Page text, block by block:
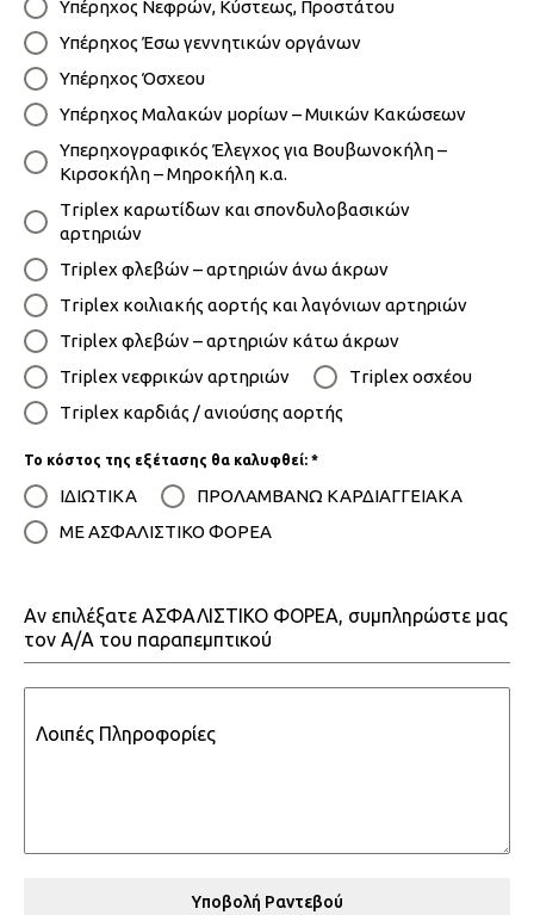
Υπέρηχος Νεφρών, Κύστεως, Προστάτου
Υπέρηχος Έσω γεννητικών οργάνων
Υπέρηχος Όσχεου
Υπέρηχος Μαλακών μορίων – Μυικών Κακώσεων
Υπερηχογραφικός Έλεγχος για Βουβωνοκήλη –
Κιρσοκήλη – Μηροκήλη κ.α.
Τriplex καρωτίδων και σπονδυλοβασικών
αρτηριών
Triplex φλεβών – αρτηριών άνω άκρων
Τriplex κοιλιακής αορτής και λαγόνιων αρτηριών
Triplex φλεβών – αρτηριών κάτω άκρων
Triplex νεφρικών αρτηριών
Τriplex οσχέου
Τriplex καρδιάς / ανιούσης αορτής
Το κόστος της εξέτασης θα καλυφθεί: *
ΙΔΙΩΤΙΚΑ
ΠΡΟΛΑΜΒΑΝΩ ΚΑΡΔΙΑΓΓΕΙΑΚΑ
ΜΕ ΑΣΦΑΛΙΣΤΙΚΟ ΦΟΡΕΑ
Αν επιλέξατε ΑΣΦΑΛΙΣΤΙΚΟ ΦΟΡΕΑ, συμπληρώστε μας
τον Α/Α του παραπεμπτικού
Λοιπές Πληροφορίες
Υποβολή Ραντεβού